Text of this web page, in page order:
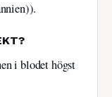
i blodet högst